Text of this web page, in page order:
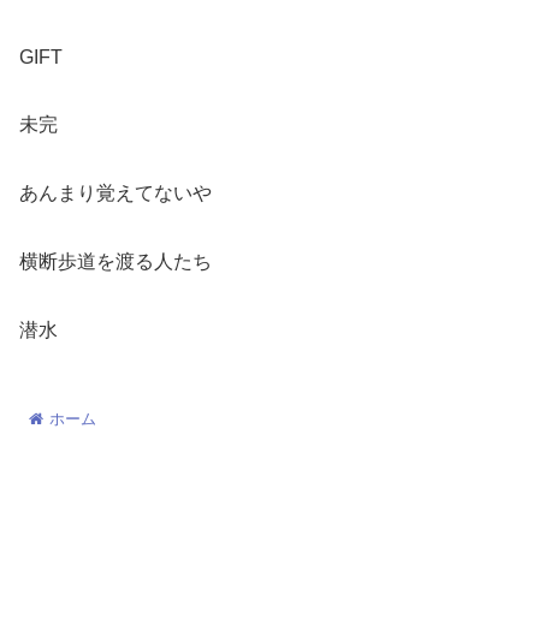
GIFT
未完
あんまり覚えてないや
横断歩道を渡る人たち
潜水
ホーム